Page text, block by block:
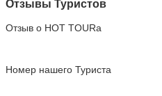
Отзывы Туристов
Отзыв о HOT TOURа
Номер нашего Туриста